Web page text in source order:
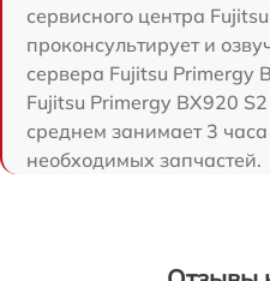
сервисного центра
проконсультирует и
сервера Fujitsu Primergy
Fujitsu Primergy BX920
среднем занимает 3
необходимых запчастей.